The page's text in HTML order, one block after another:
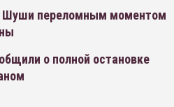
Шуши переломным моментом
о полной остановке